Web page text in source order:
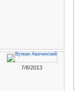
7/8/2013